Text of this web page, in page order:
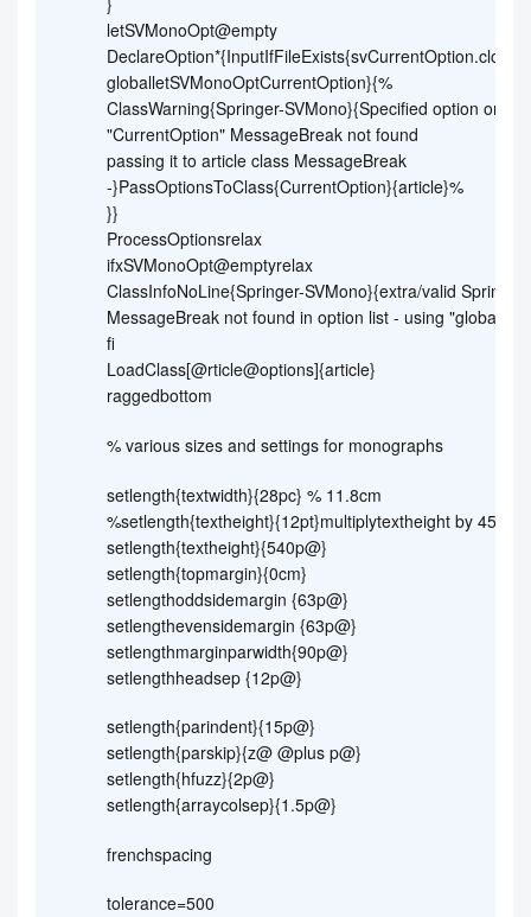
letSVMonoOpt@empty
DeclareOption*{InputIfFileExists{svCurrentOption.clo}{%
globalletSVMonoOptCurrentOption}{%
ClassWarning{Springer-SVMono}{Specified option or
"CurrentOption" MessageBreak not found
passing it to article class MessageBreak
-}PassOptionsToClass{CurrentOption}{article}%
}}
ProcessOptionsrelax
ifxSVMonoOpt@emptyrelax
ClassInfoNoLine{Springer-SVMono}{extra/valid
MessageBreak not found in option list - using "global"
fi
LoadClass[@rticle@options]{article}
raggedbottom
% various sizes and settings for monographs
setlength{textwidth}{28pc} % 11.8cm
%setlength{textheight}{12pt}multiplytextheight by
setlength{textheight}{540p@}
setlength{topmargin}{0cm}
setlengthoddsidemargin {63p@}
setlengthevensidemargin {63p@}
setlengthmarginparwidth{90p@}
setlengthheadsep {12p@}
setlength{parindent}{15p@}
setlength{parskip}{z@ @plus p@}
setlength{hfuzz}{2p@}
setlength{arraycolsep}{1.5p@}
frenchspacing
tolerance=500